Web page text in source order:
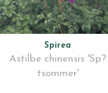
Spirea
Astilbe chinensis 'Sp?
tsommer'